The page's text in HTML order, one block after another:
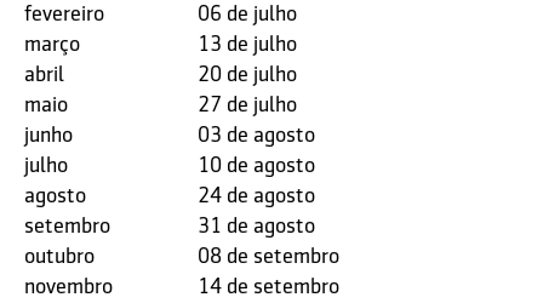
fevereiro
06 de julho
março
13 de julho
abril
20 de julho
maio
27 de julho
junho
03 de agosto
julho
10 de agosto
agosto
24 de agosto
setembro
31 de agosto
outubro
08 de setembro
novembro
14 de setembro